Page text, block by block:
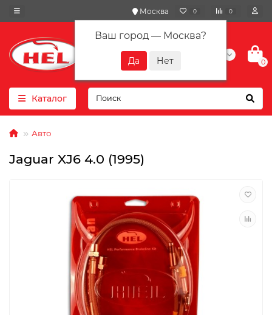
Москва
Ваш город — Москва?
0 0
+7(901) 417-10-01
0
Каталог
Авто
Jaguar XJ6 4.0 (1995)